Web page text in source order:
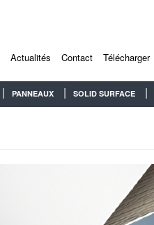
Actualités Contact Télécharger
PANNEAUX SOLID SURFACE